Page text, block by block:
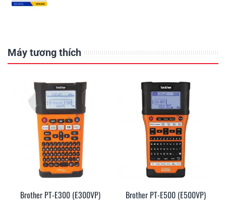
Máy tương thích
Brother PT-E300 (E300VP) Brother PT-E500 (E500VP)